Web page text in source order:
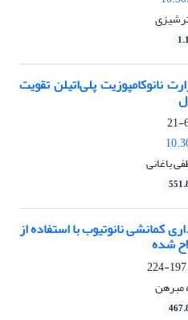
نانوکامپوزیت پلی‌اتیلن تقویت
باغانی
کمانشی نانوتیوب با استفاده از
شده
197-224
مبرهن